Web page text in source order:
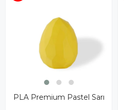
PLA Premium Pastel Sarı